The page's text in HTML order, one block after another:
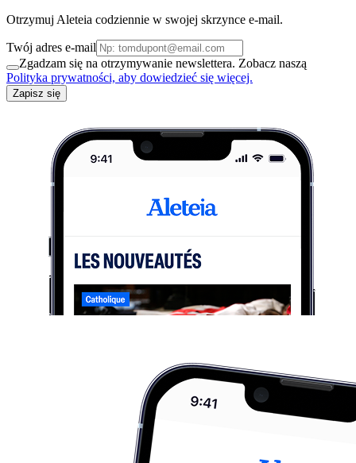
Otrzymuj Aleteia codziennie w swojej skrzynce e-mail.
Twój adres e-mail
Zgadzam się na otrzymywanie newslettera. Zobacz naszą
Polityka prywatności, aby dowiedzieć się więcej.
Zapisz się